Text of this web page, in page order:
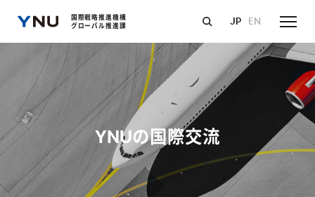
国際戦略推進機構
グローバル推進課
JP EN
YNUの国際交流